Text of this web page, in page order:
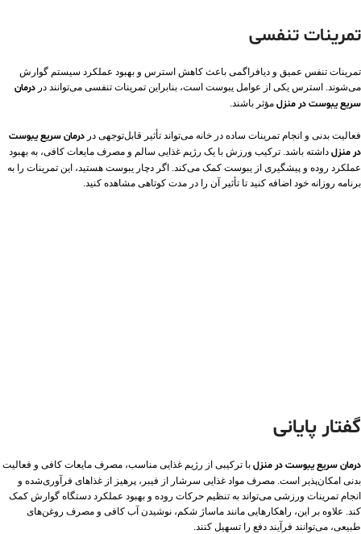
تمرینات تنفسی
تمرینات تنفس عمیق و دیافراگمی باعث کاهش استرس و بهبود عملکرد سیستم گوارش
می‌شوند. استرس یکی از عوامل یبوست است، بنابراین تمرینات تنفسی می‌توانند در درمان
سریع یبوست در منزل مؤثر باشند.
فعالیت بدنی و انجام تمرینات ساده در خانه می‌تواند تأثیر قابل‌توجهی در درمان سریع یبوست
در منزل داشته باشد. ترکیب ورزش با یک رژیم غذایی سالم و مصرف مایعات کافی، به بهبود
عملکرد روده و پیشگیری از یبوست کمک می‌کند. اگر دچار یبوست هستید، این تمرینات را به
برنامه روزانه خود اضافه کنید تا تأثیر آن را در مدت کوتاهی مشاهده کنید.
گفتار پایانی
درمان سریع یبوست در منزل با ترکیبی از رژیم غذایی مناسب، مصرف مایعات کافی و فعالیت
بدنی امکان‌پذیر است. مصرف مواد غذایی سرشار از فیبر، پرهیز از غذاهای فرآوری‌شده و
انجام تمرینات ورزشی می‌تواند به تنظیم حرکات روده و بهبود عملکرد دستگاه گوارش کمک
کند. علاوه بر این، راهکارهایی مانند ماساژ شکم، نوشیدن آب کافی و مصرف روغن‌های
طبیعی، می‌توانند فرآیند دفع را تسهیل کنند.